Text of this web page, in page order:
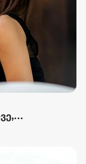
მოძრაობა“